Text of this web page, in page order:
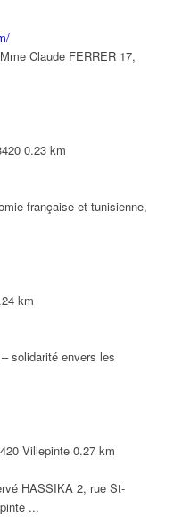
Claude FERRER 17,
0.23 km
française et tunisienne,
km
solidarité envers les
Villepinte 0.27 km
HASSIKA 2, rue St-
...